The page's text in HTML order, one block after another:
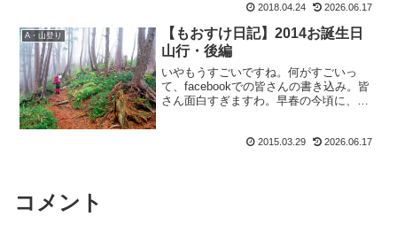
る。快晴の中、大好きなリオ吉ちゃん＆
tamaさ...
2018.04.24 2026.06.17
A・山登り
【もおすけ日記】2014お誕生日
山行・後編
いやもうすごいですね。何がすごいっ
て、facebookでの皆さんの書き込み。皆
さん面白すぎますわ。早春の今頃に、き
さん。お誕生日山行をUPすれば、H：
2015.03.29 2026.06.17
コメント